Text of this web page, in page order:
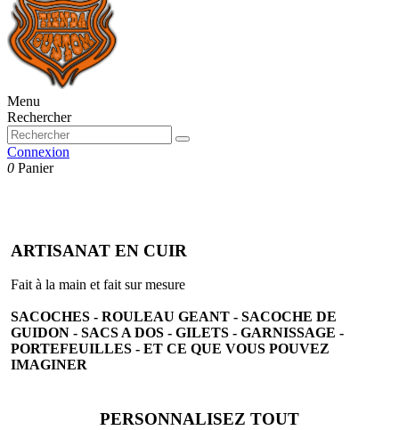
Menu
Rechercher
Connexion
0 Panier
ARTISANAT EN CUIR
Fait à la main et fait sur mesure
SACOCHES - ROULEAU GEANT - SACOCHE DE
GUIDON - SACS A DOS - GILETS - GARNISSAGE -
PORTEFEUILLES - ET CE QUE VOUS POUVEZ
IMAGINER
PERSONNALISEZ TOUT